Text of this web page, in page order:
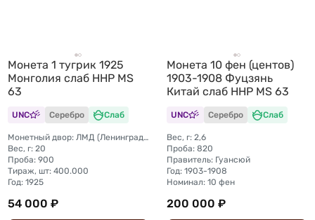
Монета 1 тугрик 1925
Монголия слаб ННР MS
63
UNC Серебро Слаб
Монетный двор: ЛМД (Ленинградский)
Вес, г: 20
Проба: 900
Тираж, шт: 400.000
Год: 1925
54 000 ₽
Монета 10 фен (центов)
1903-1908 Фуцзянь
Китай слаб ННР MS 63
UNC Серебро Слаб
Вес, г: 2,6
Проба: 820
Правитель: Гуансюй
Год: 1903-1908
Номинал: 10 фен
200 000 ₽